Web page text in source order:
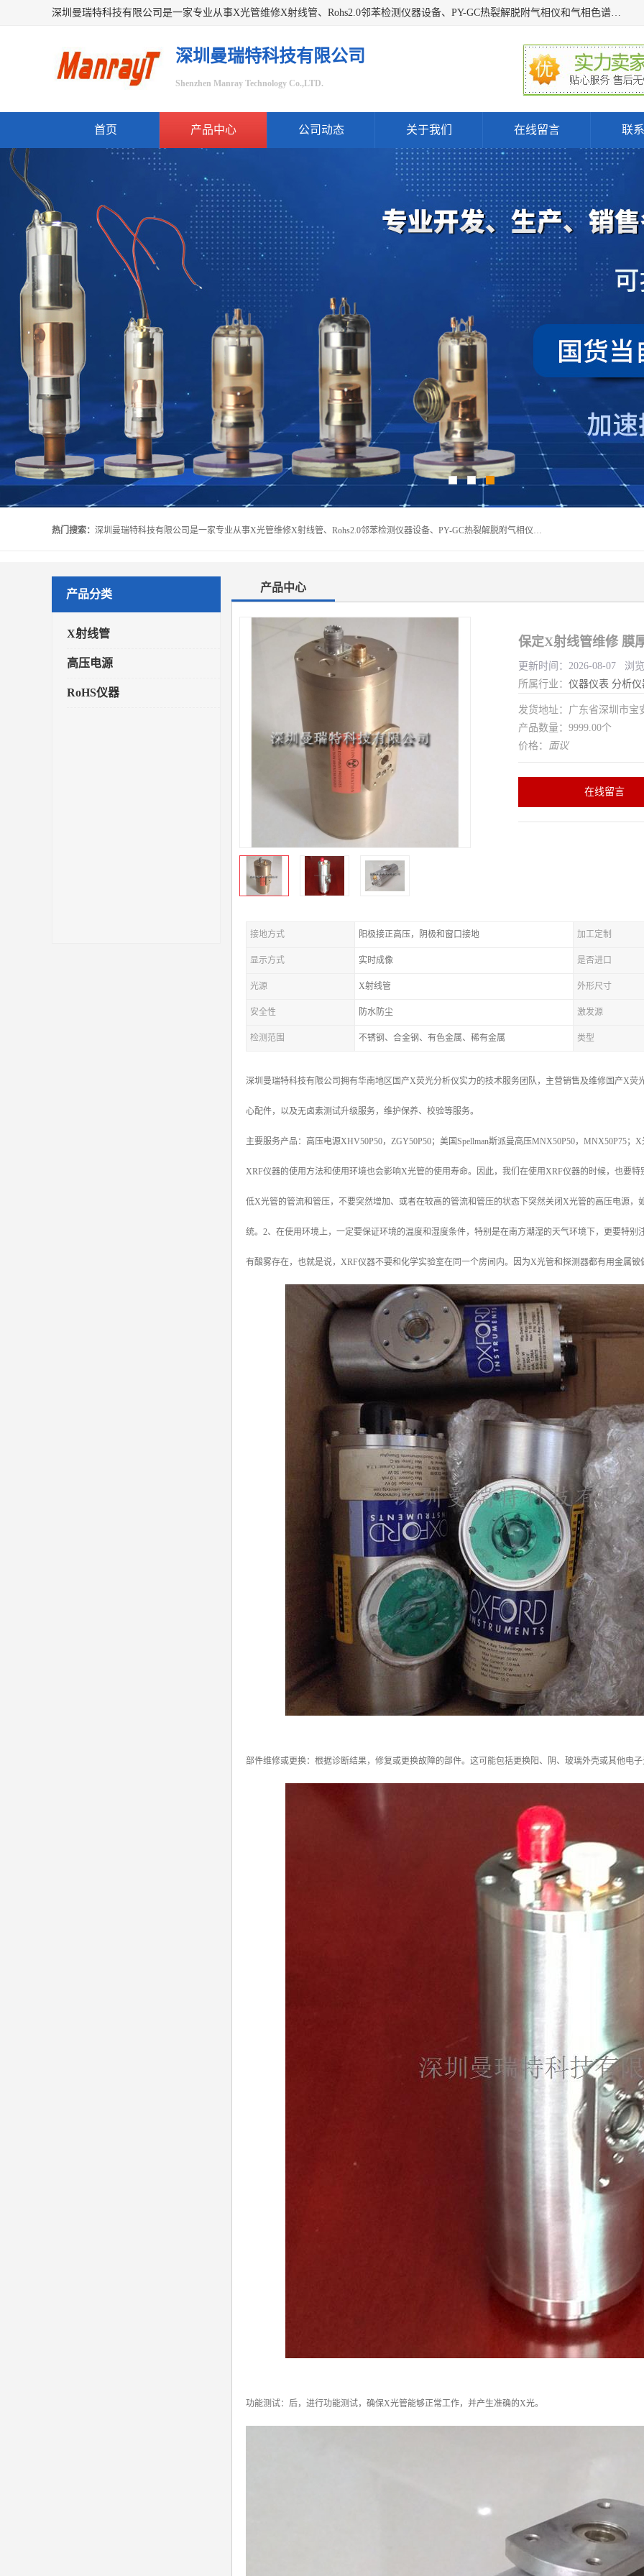
深圳曼瑞特科技有限公司是一家专业从事X光管维修X射线管、Rohs2.0邻苯检测仪器设备、PY-GC热裂解脱附气相仪和气相色谱光谱仪器、天瑞仪器探测器、高压电源等产品的维修出租的企业。本公司以客户至上为宗旨，以专注、专一、专业的精神为您提供安全、经济的技术服务。
深圳曼瑞特科技有限公司
Shenzhen Manray Technology Co.,LTD.
首页 产品中心 公司动态 关于我们 在线留言 联
热门搜索： 深圳曼瑞特科技有限公司是一家专业从事X光管维修X射线管、Rohs2.0邻苯检测仪器设备、PY-GC热裂解脱附气相仪和气相色谱光谱仪器、天瑞仪器探测器、高压电源等产品的维修出租的企业。本公司以客户至上为宗旨，以专注、专一、专业的精神为您提供安全、经济的技术服务。
产品分类
X射线管
高压电源
RoHS仪器
产品中心
保定X射线管维修 膜
更新时间：2026-08-07 浏
所属行业： 仪器仪表 分析仪
发货地址：广东省深圳市
产品数量：9999.00个
价格： 面议
在线留言
接地方式 阳极接正高压，阴极和窗口接地 加工定制
显示方式 实时成像 是否进口
光源 X射线管 外形尺寸
安全性 防水防尘 激发源
检测范围 不锈钢、合金钢、有色金属、稀有金属 类型
深圳曼瑞特科技有限公司拥有华南地区国产X荧光分析仪实力的技术服务团队，主营销售及维修国产X
心配件，以及无卤素测试升级服务，维护保养、校验等服务。
主要服务产品：高压电源XHV50P50，ZGY50P50；美国Spellman斯派曼高压MNX50P50，MNX50P75
XRF仪器的使用方法和使用环境也会影响X光管的使用寿命。因此，我们在使用XRF仪器的时候，也要
低X光管的管流和管压，不要突然增加、或者在较高的管流和管压的状态下突然关闭X光管的高压电源
统。2、在使用环境上，一定要保证环境的温度和湿度条件，特别是在南方潮湿的天气环境下，更要特
有酸雾存在，也就是说，XRF仪器不要和化学实验室在同一个房间内。因为X光管和探测器都有用金属
部件维修或更换：根据诊断结果，修复或更换故障的部件。这可能包括更换阳、阴、玻璃外壳或其他电
功能测试：后，进行功能测试，确保X光管能够正常工作，并产生准确的X光。